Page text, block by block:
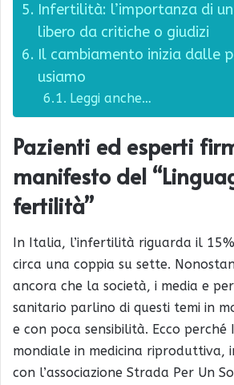
Infertilità: l’importanza di
libero da critiche o giudizi
Il cambiamento inizia dalle
usiamo
Leggi anche…
Pazienti ed esperti
manifesto del
fertilità”
In Italia, l’infertilità riguarda il
circa una coppia su sette.
ancora che la società, i media e
sanitario parlino di questi temi in
e con poca sensibilità. Ecco perché
mondiale in medicina riproduttiva,
con l’associazione Strada Per Un